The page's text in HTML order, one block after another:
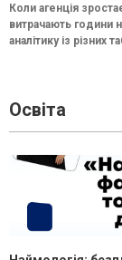
Коли агенція
витрачають години
аналітику із різних
Освіта